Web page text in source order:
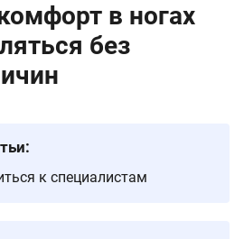
в ногах
без
к специалистам